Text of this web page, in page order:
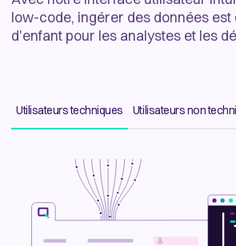
low-code, ingérer des données est
d'enfant pour les analystes et les
Utilisateurs techniques Utilisateurs non